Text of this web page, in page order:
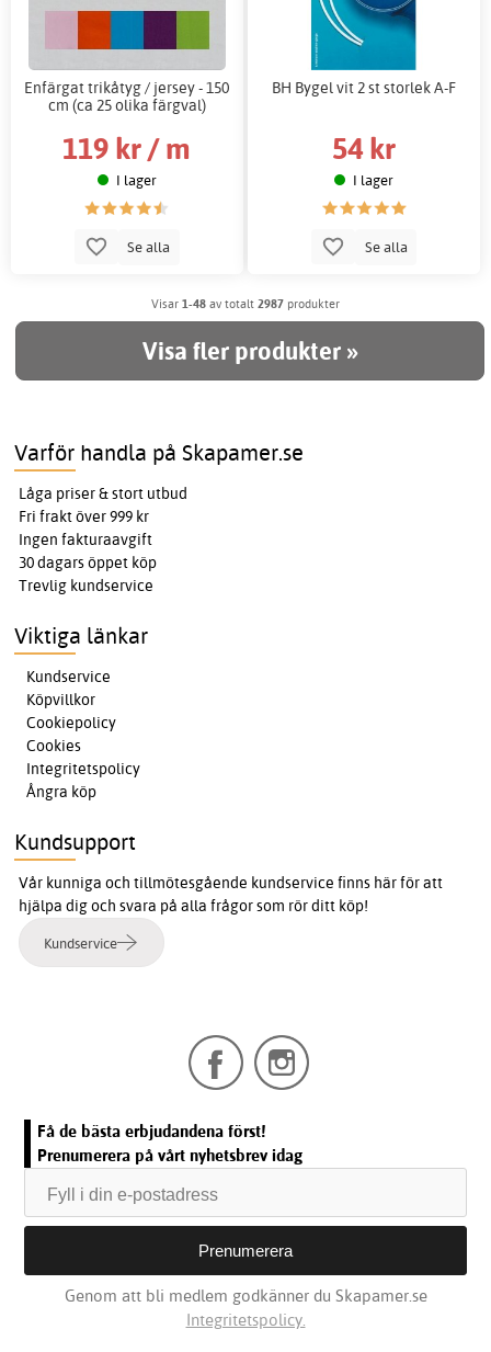
Enfärgat trikåtyg / jersey - 150
cm (ca 25 olika färgval)
119 kr / m
I lager
Se alla
BH Bygel vit 2 st storlek A-F
54 kr
I lager
Se alla
Visar 1-48 av totalt 2987 produkter
Visa fler produkter »
Varför handla på Skapamer.se
Låga priser & stort utbud
Fri frakt över 999 kr
Ingen fakturaavgift
30 dagars öppet köp
Trevlig kundservice
Viktiga länkar
Kundservice
Köpvillkor
Cookiepolicy
Cookies
Integritetspolicy
Ångra köp
Kundsupport
Vår kunniga och tillmötesgående kundservice finns här för att
hjälpa dig och svara på alla frågor som rör ditt köp!
Kundservice
Få de bästa erbjudandena först!
Prenumerera på vårt nyhetsbrev idag
Genom att bli medlem godkänner du Skapamer.se
Integritetspolicy.